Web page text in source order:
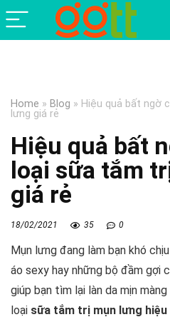
Home » Blog » Hiệu quả bất ngờ
lưng giá rẻ
Hiệu quả bất
loại sữa tắm
giá rẻ
18/02/2021 35 0
Mụn lưng đang làm bạn khó
áo sexy hay những bộ đầm gợi
giúp bạn tìm lại làn da mịn
loại sữa tắm trị mụn lưng hiệu